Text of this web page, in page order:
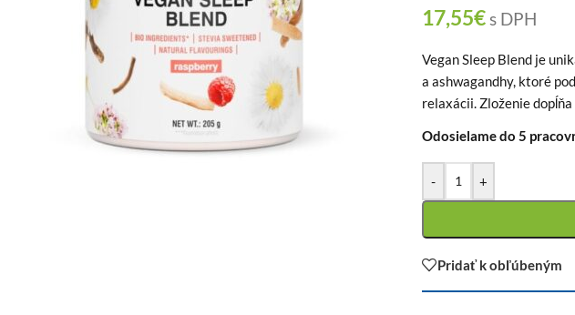
17,55€s DPH
Vegan Sleep Blend je
a ashwagandhy, ktoré
relaxácii. Zloženie
Odosielame do 5
- +
Pridať k obľúbeným